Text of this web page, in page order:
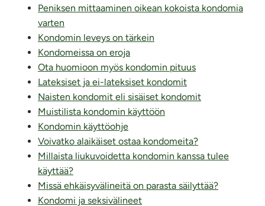
Peniksen mittaaminen oikean kokoista kondomia
varten
Kondomin leveys on tärkein
Kondomeissa on eroja
Ota huomioon myös kondomin pituus
Lateksiset ja ei-lateksiset kondomit
Naisten kondomit eli sisäiset kondomit
Muistilista kondomin käyttöön
Kondomin käyttöohje
Voivatko alaikäiset ostaa kondomeita?
Millaista liukuvoidetta kondomin kanssa tulee
käyttää?
Missä ehkäisyvälineitä on parasta säilyttää?
Kondomi ja seksivälineet